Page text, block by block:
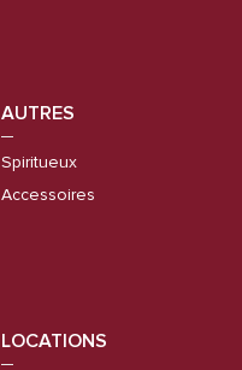
AUTRES
Spiritueux
Accessoires
LOCATIONS